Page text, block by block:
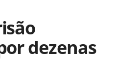
dezenas